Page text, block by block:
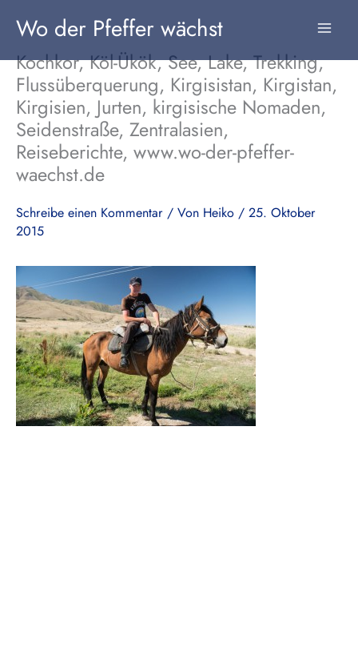
InhaltWo der Pfeffer wächst
Kochkor, Köl-Ükök, See, Lake, Trekking,
Flussüberquerung, Kirgisistan, Kirgistan,
Kirgisien, Jurten, kirgisische Nomaden,
Seidenstraße, Zentralasien,
Reiseberichte, www.wo-der-pfeffer-
waechst.de
Schreibe einen Kommentar / Von Heiko / 25. Oktober
2015